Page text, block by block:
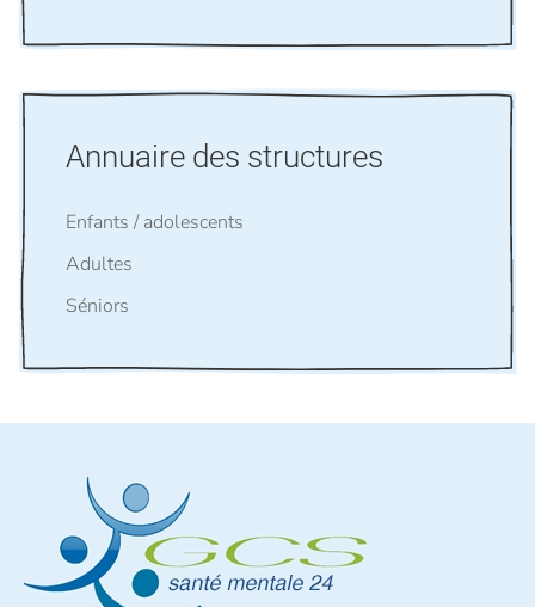
Annuaire des structures
Enfants / adolescents
Adultes
Séniors